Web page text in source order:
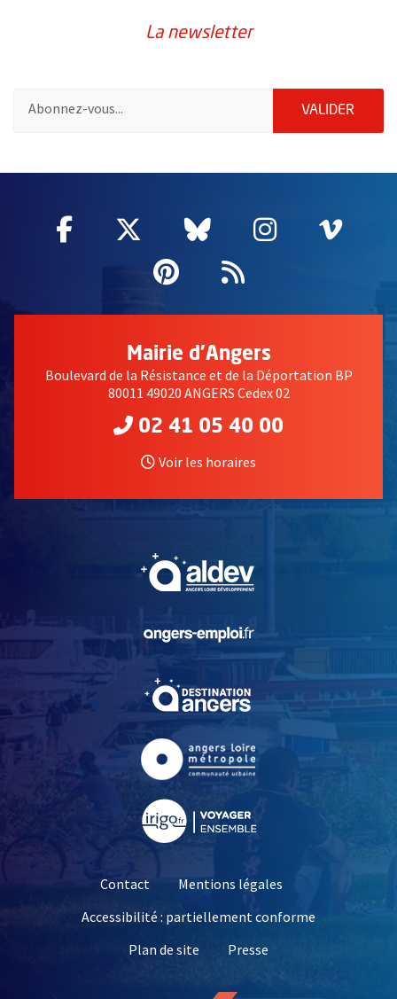
La newsletter
VALIDER
Facebook
, Ouvre une nouvelle fenêtre
Twitter
, Ouvre une nouvelle
Bluesky
, Ouvre une
Instagram
, Ouvre
,
Pinterest
, Ouvre une
Flux RSS
Mairie d'Angers
Boulevard de la Résistance et de la Déportation BP
80011 49020 ANGERS Cedex 02
02 41 05 40 00
Voir les horaires
, Ouvre une nouvelle
, Ouvre une nouvelle
Contact
Mentions légales
Accessibilité : partiellement conforme
Plan de site
Presse